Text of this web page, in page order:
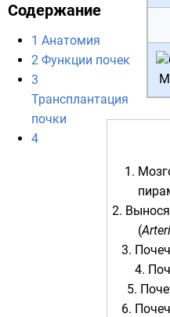
1.
2.
(
3.
4.
5.
6.
Содержание
1 Анатомия
2 Функции почек
3
Трансплантация
почки
4